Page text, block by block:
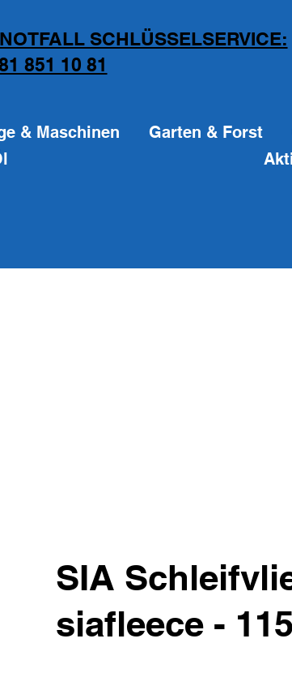
SCHLÜSSELSERVICE:
851 10 81
& Maschinen Garten & Forst
SIA
siafleece -